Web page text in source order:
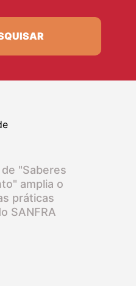
"Saberes
amplia o
práticas
SANFRA